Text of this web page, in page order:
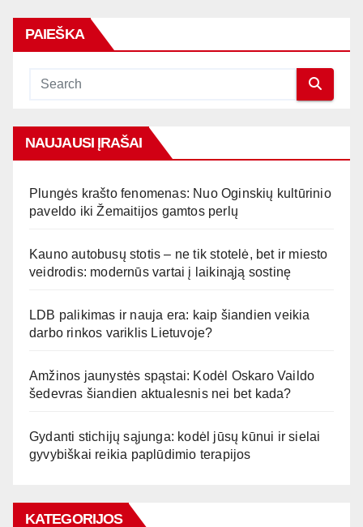
PAIEŠKA
NAUJAUSI ĮRAŠAI
Plungės krašto fenomenas: Nuo Oginskių kultūrinio
paveldo iki Žemaitijos gamtos perlų
Kauno autobusų stotis – ne tik stotelė, bet ir miesto
veidrodis: modernūs vartai į laikinąją sostinę
LDB palikimas ir nauja era: kaip šiandien veikia
darbo rinkos variklis Lietuvoje?
Amžinos jaunystės spąstai: Kodėl Oskaro Vaildo
šedevras šiandien aktualesnis nei bet kada?
Gydanti stichijų sąjunga: kodėl jūsų kūnui ir sielai
gyvybiškai reikia paplūdimio terapijos
KATEGORIJOS